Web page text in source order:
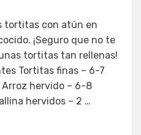
tortitas con atún en
¡Seguro que no te
tortitas tan rellenas!
Tortitas finas – 6-7
hervido – 6-8
hervidos – 2 …